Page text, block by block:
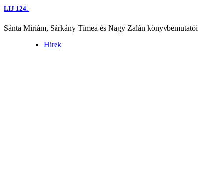
LIJ 124.
Sánta Miriám, Sárkány Tímea és Nagy Zalán könyvbemutatói
Hírek